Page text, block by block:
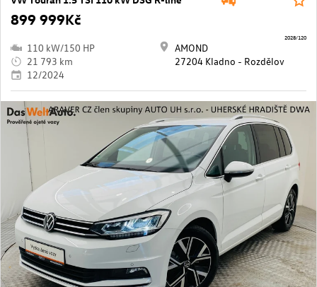
899 999Kč
110 kW/150 HP
21 793 km
12/2024
AMOND
27204 Kladno - Rozdělov
2028/120